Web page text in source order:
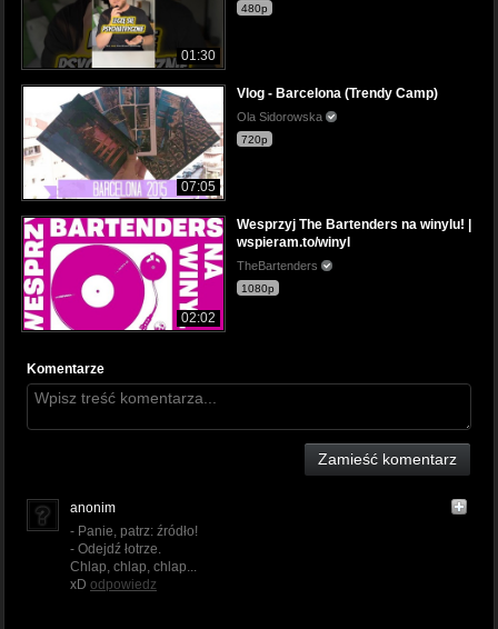
01:30
480p
07:05
Vlog - Barcelona (Trendy Camp)
Ola Sidorowska
720p
02:02
Wesprzyj The Bartenders na winylu! |
wspieram.to/winyl
TheBartenders
1080p
Komentarze
Zamieść komentarz
anonim
- Panie, patrz: źródło!
- Odejdź łotrze.
Chlap, chlap, chlap...
xD odpowiedz